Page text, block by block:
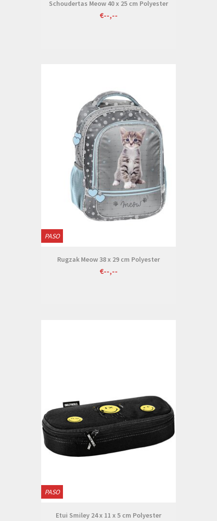
Schoudertas Meow 40 x 25 cm Polyester
€--,--
PASO
Rugzak Meow 38 x 29 cm Polyester
€--,--
PASO
Etui Smiley 24 x 11 x 5 cm Polyester